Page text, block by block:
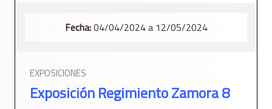
Fecha:04/04/2024 a 12/05/2024
EXPOSICIONES
Exposición Regimiento Zamora 8